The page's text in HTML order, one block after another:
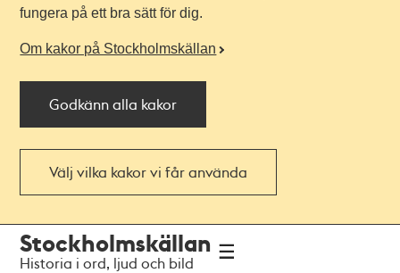
fungera på ett bra sätt för dig.
Om kakor på Stockholmskällan
Godkänn alla kakor
Välj vilka kakor vi får använda
navigationen
huvudinnehållet
Stockholmskällan
Historia i ord, ljud och bild